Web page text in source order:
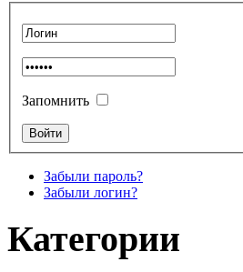
Запомнить
Забыли пароль?
Забыли логин?
Категории